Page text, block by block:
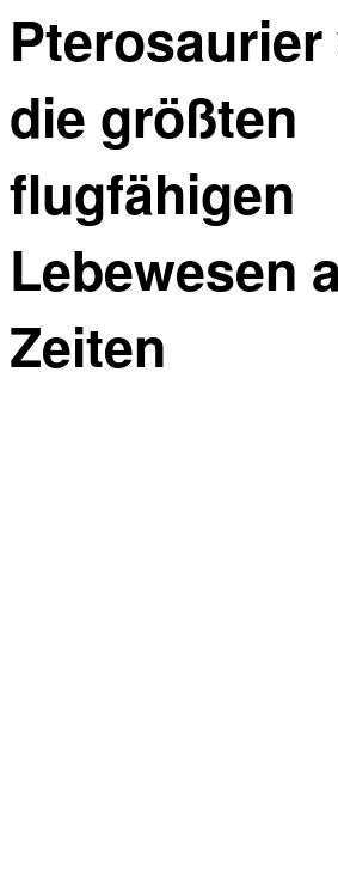
Pterosaurier
die größten
flugfähigen
Lebewesen
Zeiten